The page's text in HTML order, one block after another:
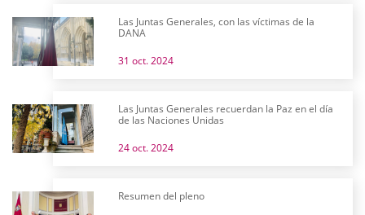
Las Juntas Generales, con las víctimas de la
DANA
31 oct. 2024
Las Juntas Generales recuerdan la Paz en el día
de las Naciones Unidas
24 oct. 2024
Resumen del pleno